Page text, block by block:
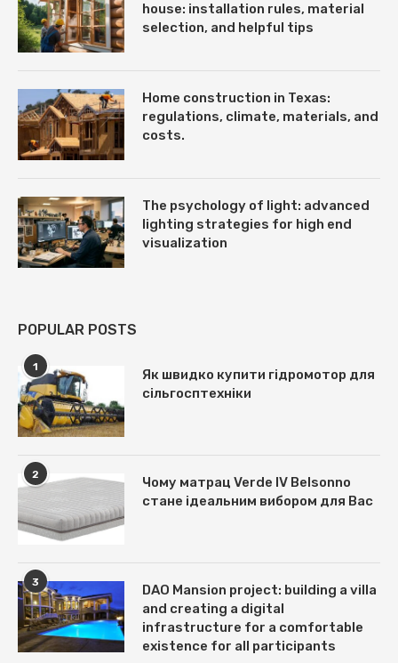
house: installation rules, material
selection, and helpful tips
Home construction in Texas:
regulations, climate, materials, and
costs.
The psychology of light: advanced
lighting strategies for high end
visualization
POPULAR POSTS
1
Як швидко купити гідромотор для
сільгосптехніки
2
Чому матрац Verde IV Belsonno
стане ідеальним вибором для Вас
3
DAO Mansion project: building a villa
and creating a digital
infrastructure for a comfortable
existence for all participants